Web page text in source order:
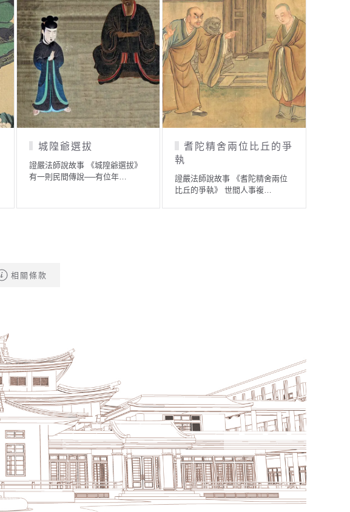
城隍爺選拔
證嚴法師說故事 《城隍爺選拔》
有一則民間傳說──有位年…
耆陀精舍兩位比丘的爭
執
證嚴法師說故事 《耆陀精舍兩位
比丘的爭執》 世間人事複…
相關條款